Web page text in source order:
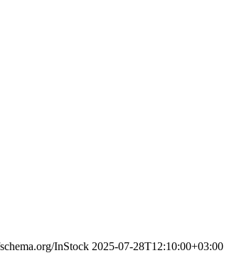
InStock 2025-07-28T12:10:00+03:00